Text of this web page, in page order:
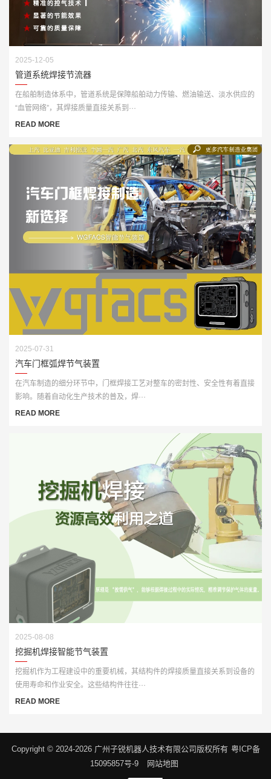
2025-12-05
管道系统焊接节流器
在船舶制造体系中，管道系统是保障船舶动力传输、燃油输送、淡水供应的
“血管网络”，其焊接质量直接关系到···
READ MORE
2025-07-31
汽车门框弧焊节气装置
在汽车制造的细分环节中，门框焊接工艺对整车的密封性、安全性有着直接
影响。随着自动化生产技术的普及，焊···
READ MORE
2025-08-08
挖掘机焊接智能节气装置
挖掘机作为工程建设中的重要机械，其结构件的焊接质量直接关系到设备的
使用寿命和作业安全。这些结构件往往···
READ MORE
Copyright © 2024-2026 广州子锐机器人技术有限公司版权所有 粤ICP备
15095857号-9
网站地图